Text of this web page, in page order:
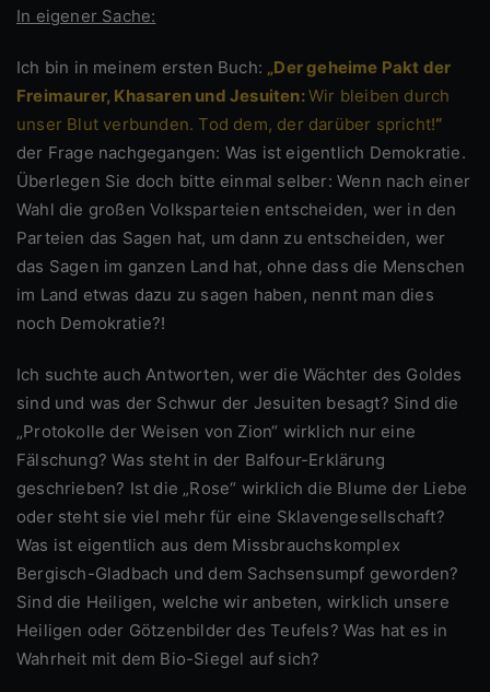
In eigener Sache:
Ich bin in meinem ersten Buch: „Der geheime Pakt der
Freimaurer, Khasaren und Jesuiten:Wir bleiben durch
unser Blut verbunden. Tod dem, der darüber spricht!“
der Frage nachgegangen: Was ist eigentlich Demokratie.
Überlegen Sie doch bitte einmal selber: Wenn nach einer
Wahl die großen Volksparteien entscheiden, wer in den
Parteien das Sagen hat, um dann zu entscheiden, wer
das Sagen im ganzen Land hat, ohne dass die Menschen
im Land etwas dazu zu sagen haben, nennt man dies
noch Demokratie?!
Ich suchte auch Antworten, wer die Wächter des Goldes
sind und was der Schwur der Jesuiten besagt? Sind die
„Protokolle der Weisen von Zion“ wirklich nur eine
Fälschung? Was steht in der Balfour-Erklärung
geschrieben? Ist die „Rose“ wirklich die Blume der Liebe
oder steht sie viel mehr für eine Sklavengesellschaft?
Was ist eigentlich aus dem Missbrauchskomplex
Bergisch-Gladbach und dem Sachsensumpf geworden?
Sind die Heiligen, welche wir anbeten, wirklich unsere
Heiligen oder Götzenbilder des Teufels? Was hat es in
Wahrheit mit dem Bio-Siegel auf sich?